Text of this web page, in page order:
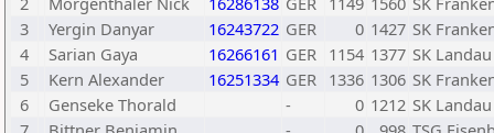
3
Yergin Danyar 16243722 GER 0 1427 SK
4
Sarian Gaya 16266161 GER 1154 1377 SK Landau
5
Kern Alexander 16251334 GER 1336 1306 SK
6
Genseke Thorald - 0 1212 SK Landau